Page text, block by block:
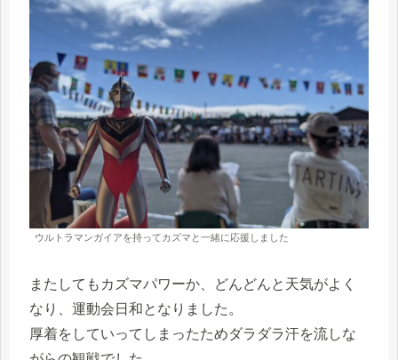
ウルトラマンガイアを持ってカズマと一緒に応援しました
またしてもカズマパワーか、どんどんと天気がよく
なり、運動会日和となりました。
厚着をしていってしまったためダラダラ汗を流しな